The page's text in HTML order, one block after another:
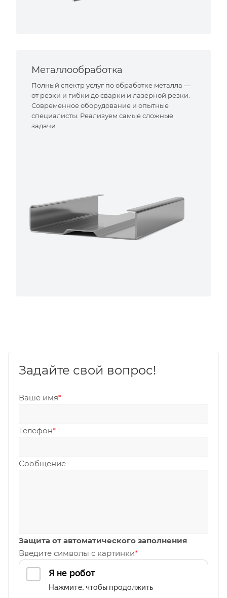
Металлообработка
Полный спектр услуг по обработке металла —
от резки и гибки до сварки и лазерной резки.
Современное оборудование и опытные
специалисты. Реализуем самые сложные
задачи.
Задайте свой вопрос!
Ваше имя*
Телефон*
Сообщение
Защита от автоматического заполнения
Введите символы с картинки*